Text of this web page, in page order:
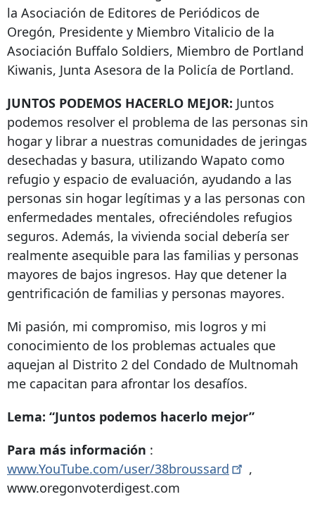
la Asociación de Editores de Periódicos de
Oregón, Presidente y Miembro Vitalicio de la
Asociación Buffalo Soldiers, Miembro de Portland
Kiwanis, Junta Asesora de la Policía de Portland.
JUNTOS PODEMOS HACERLO MEJOR: Juntos
podemos resolver el problema de las personas sin
hogar y librar a nuestras comunidades de jeringas
desechadas y basura, utilizando Wapato como
refugio y espacio de evaluación, ayudando a las
personas sin hogar legítimas y a las personas con
enfermedades mentales, ofreciéndoles refugios
seguros. Además, la vivienda social debería ser
realmente asequible para las familias y personas
mayores de bajos ingresos. Hay que detener la
gentrificación de familias y personas mayores.
Mi pasión, mi compromiso, mis logros y mi
conocimiento de los problemas actuales que
aquejan al Distrito 2 del Condado de Multnomah
me capacitan para afrontar los desafíos.
Lema: “Juntos podemos hacerlo mejor”
Para más información :
www.YouTube.com/user/38broussard
,
www.oregonvoterdigest.com